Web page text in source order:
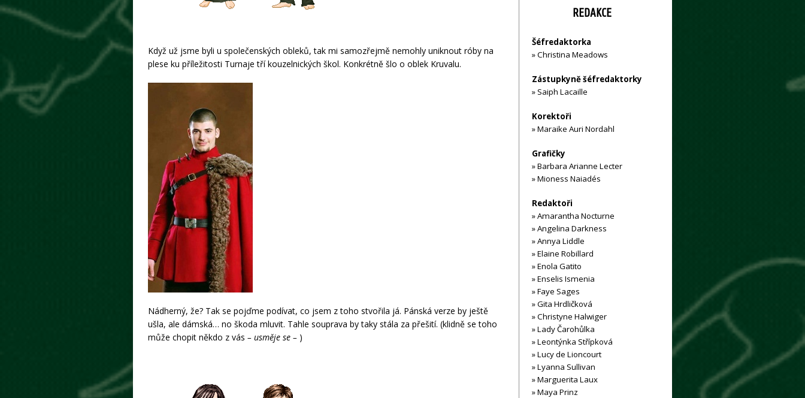
Když už jsme byli u společenských obleků, tak mi samozřejmě nemohly uniknout róby na
plese ku příležitosti Turnaje tří kouzelnických škol. Konkrétně šlo o oblek Kruvalu.
Nádherný, že? Tak se pojďme podívat, co jsem z toho stvořila já. Pánská verze by ještě
ušla, ale dámská… no škoda mluvit. Tahle souprava by taky stála za přešití. (klidně se toho
může chopit někdo z vás – usměje se – )
REDAKCE
Šéfredaktorka
»Christina Meadows
Zástupkyně šéfredaktorky
» Saiph Lacaille
Korektoři
»Maraike Auri Nordahl
Grafičky
»Barbara Arianne Lecter
»Mioness Naiadés
Redaktoři
»Amarantha Nocturne
»Angelina Darkness
»Annya Liddle
»Elaine Robillard
»Enola Gatito
»Enselis Ismenia
»Faye Sages
»Gita Hrdličková
»Christyne Halwiger
»Lady Čarohůlka
»Leontýnka Střípková
»Lucy de Lioncourt
»Lyanna Sullivan
»Marguerita Laux
»Maya Prinz